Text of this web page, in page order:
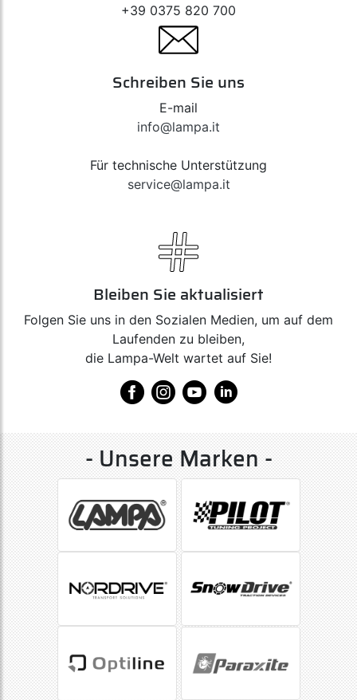
+39 0375 820 700
Schreiben Sie uns
E-mail
info@lampa.it
Für technische Unterstützung
service@lampa.it
Bleiben Sie aktualisiert
Folgen Sie uns in den Sozialen Medien, um auf dem
Laufenden zu bleiben,
die Lampa-Welt wartet auf Sie!
- Unsere Marken -